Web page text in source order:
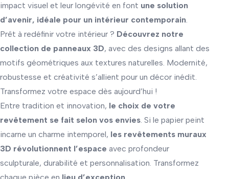
impact visuel et leur longévité en font une solution
d’avenir, idéale pour un intérieur contemporain.
Prêt à redéfinir votre intérieur ? Découvrez notre
collection de panneaux 3D, avec des designs allant des
motifs géométriques aux textures naturelles. Modernité,
robustesse et créativité s’allient pour un décor inédit.
Transformez votre espace dès aujourd’hui !
Entre tradition et innovation, le choix de votre
revêtement se fait selon vos envies. Si le papier peint
incarne un charme intemporel, les revêtements muraux
3D révolutionnent l’espace avec profondeur
sculpturale, durabilité et personnalisation. Transformez